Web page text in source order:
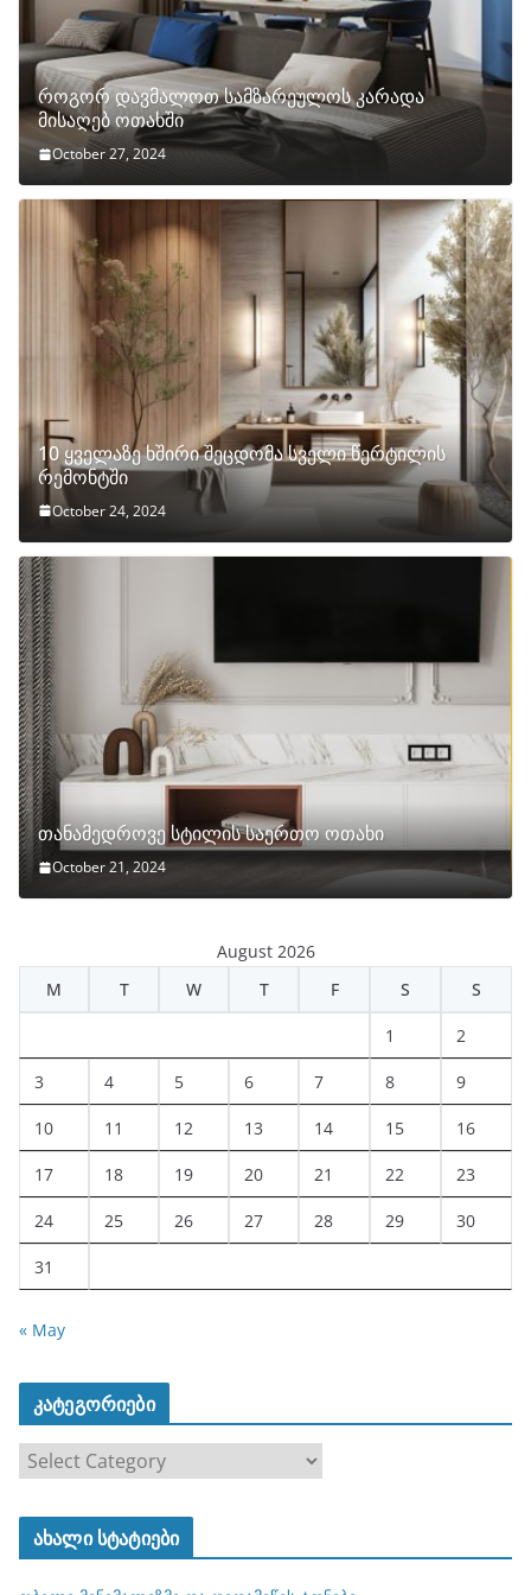
როგორ დავმალოთ სამზარეულოს კარადა
მისაღებ ოთახში
October 27, 2024
10 ყველაზე ხშირი შეცდომა სველი წერტილის
რემონტში
October 24, 2024
თანამედროვე სტილის საერთო ოთახი
October 21, 2024
August 2026
M
T W T F S S
1 2
3 4 5 6 7 8 9
10 11 12 13 14 15 16
17 18 19 20 21 22 23
24 25 26 27 28 29 30
31
« May
კატეგორიები
ტ
ახალი სტატიები